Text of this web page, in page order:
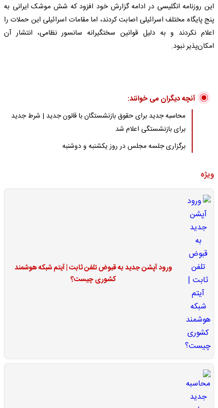
این روزنامه انگلیسی در ادامه گزارش خود افزود که شش موشک ایرانی به
پنج پایگاه مختلف اسرائیلی اصابت کردند، اما مقامات اسرائیلی این حملات را
اعلام نکردند و به دلیل قوانین سختگیرانه سانسور نظامی، انتشار آن
امکان‌پذیر نبود.
آنچه دیگران می خوانند:
محاسبه جدید برای حقوق بازنشستگان با قانون جدید | شرط جدید
برای بازنشستگی اعلام شد
برگزاری جلسه مجلس در روز یکشنبه و دوشنبه
ویژه
ورود آپشن جدید به قبوض تلفن ثابت | آیتم شبکه هوشمند
کشوری چیست؟